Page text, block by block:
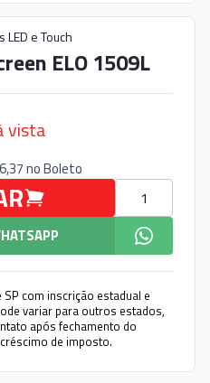
e Touch
ELO 1509L
vista
noBoleto
com inscrição estadual e
variar para outros estados,
após fechamento do
de imposto.